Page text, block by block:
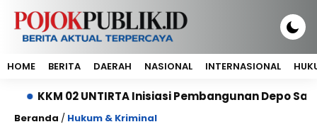
HOME BERITA DAERAH NASIONAL INTERNASIONAL
02 UNTIRTA Inisiasi Pembangunan Depo Sampah
Beranda / Hukum & Kriminal